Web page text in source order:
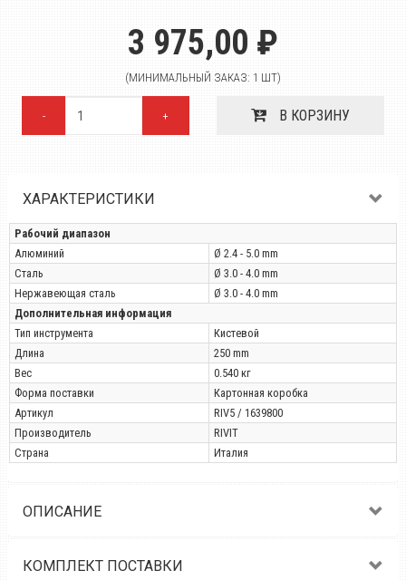
3 975,00 ₽
(МИНИМАЛЬНЫЙ ЗАКАЗ: 1 ШТ)
- + В КОРЗИНУ
ХАРАКТЕРИСТИКИ
Рабочий диапазон
Алюминий
Ø 2.4 - 5.0 mm
Сталь
Ø 3.0 - 4.0 mm
Нержавеющая сталь
Ø 3.0 - 4.0 mm
Дополнительная информация
Тип инструмента
Кистевой
Длина
250 mm
Вес
0.540 кг
Форма поставки
Картонная коробка
Артикул
RIV5 / 1639800
Производитель
RIVIT
Страна
Италия
ОПИСАНИЕ
КОМПЛЕКТ ПОСТАВКИ